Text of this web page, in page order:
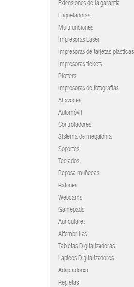
Extensiones de la garantia
Etiquetadoras
Multifunciones
Impresoras Laser
Impresoras de tarjetas plasticas
Impresoras tickets
Plotters
Impresoras de fotografías
Altavoces
Automóvil
Controladores
Sistema de megafonía
Soportes
Teclados
Reposa muñecas
Ratones
Webcams
Gamepads
Auriculares
Alfombrillas
Tabletas Digitalizadoras
Lapices Digitalizadores
Adaptadores
Regletas